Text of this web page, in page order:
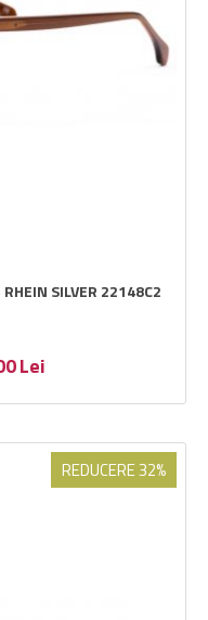
SILVER 22148C2
Lei
REDUCERE 32%